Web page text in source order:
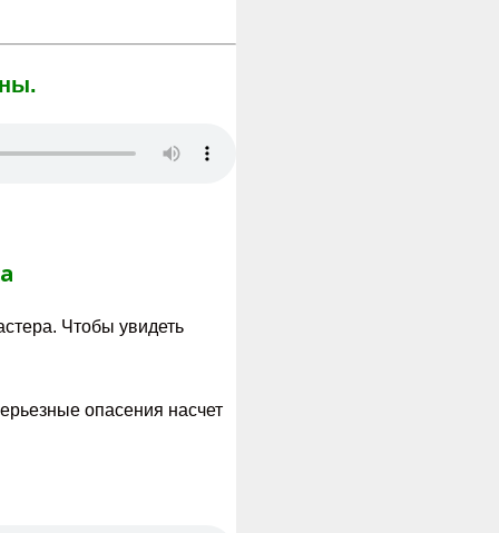
Чтобы увидеть
опасения насчет